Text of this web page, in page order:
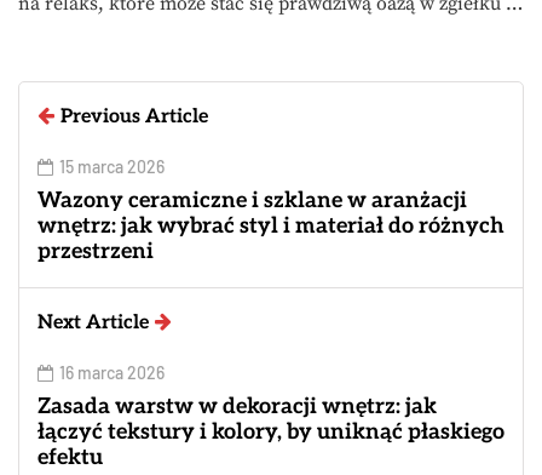
Previous Article
15 marca 2026
Wazony ceramiczne i szklane w aranżacji
wnętrz: jak wybrać styl i materiał do różnych
przestrzeni
Next Article
16 marca 2026
Zasada warstw w dekoracji wnętrz: jak
łączyć tekstury i kolory, by uniknąć płaskiego
efektu